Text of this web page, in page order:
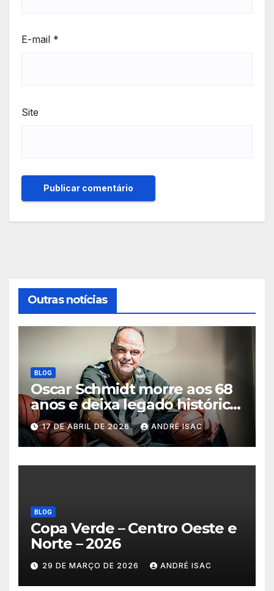
E-mail *
Site
Outras notícias
BLOG
Oscar Schmidt morre aos 68
anos e deixa legado histórico
no basquete mundial
17 DE ABRIL DE 2026 ANDRÉ ISAC
BLOG
Copa Verde – Centro Oeste e
Norte – 2026
29 DE MARÇO DE 2026 ANDRÉ ISAC